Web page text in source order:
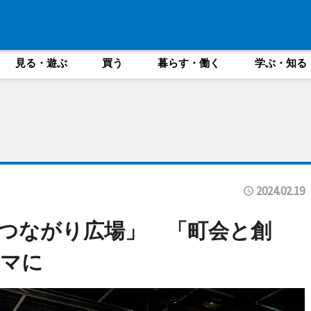
見る・遊ぶ 買う 暮らす・働く 学ぶ・知る
2024.02.19
ながり広場」 「町会と創
に